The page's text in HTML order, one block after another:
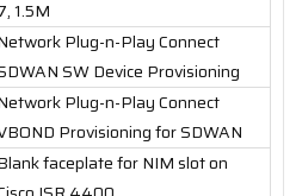
1.5M
Plug-n-Play Connect
SW Device Provisioning
Plug-n-Play Connect
Provisioning for SDWAN
faceplate for NIM slot on